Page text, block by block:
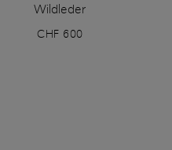
Wildleder
CHF 600